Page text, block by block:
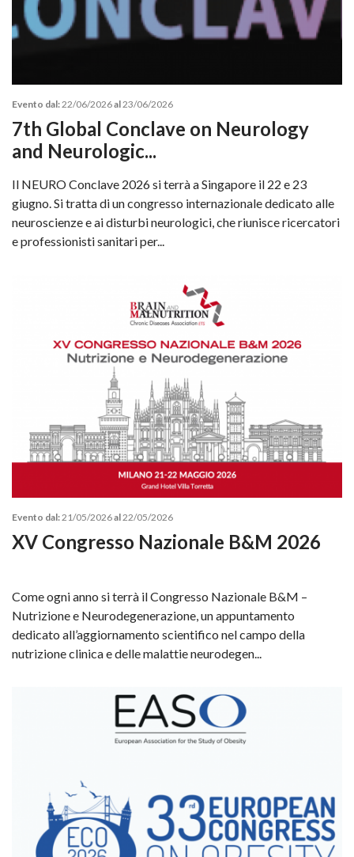
Evento dal:22/06/2026al23/06/2026
7th Global Conclave on Neurology
and Neurologic...
Il NEURO Conclave 2026 si terrà a Singapore il 22 e 23
giugno. Si tratta di un congresso internazionale dedicato alle
neuroscienze e ai disturbi neurologici, che riunisce ricercatori
e professionisti sanitari per...
Evento dal:21/05/2026al22/05/2026
XV Congresso Nazionale B&M 2026
Come ogni anno si terrà il Congresso Nazionale B&M –
Nutrizione e Neurodegenerazione, un appuntamento
dedicato all’aggiornamento scientifico nel campo della
nutrizione clinica e delle malattie neurodegen...